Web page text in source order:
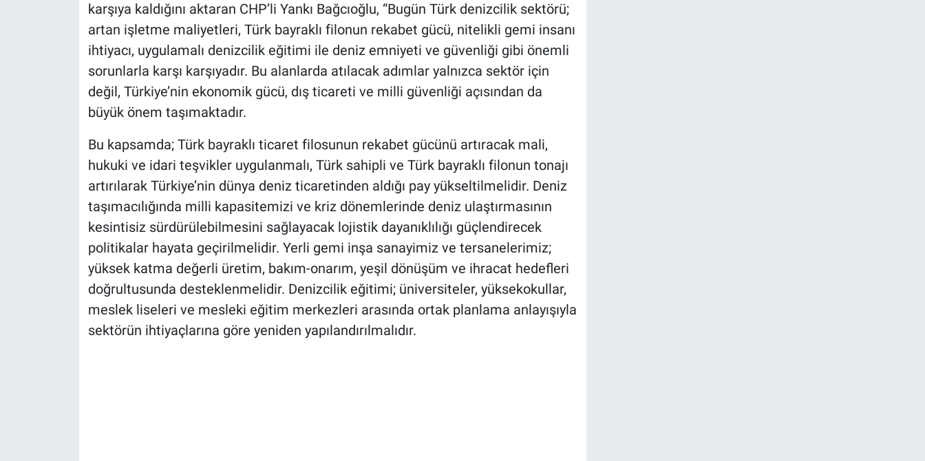
karşıya kaldığını aktaran CHP’li Yankı Bağcıoğlu, “Bugün Türk denizcilik sektörü;
artan işletme maliyetleri, Türk bayraklı filonun rekabet gücü, nitelikli gemi insanı
ihtiyacı, uygulamalı denizcilik eğitimi ile deniz emniyeti ve güvenliği gibi önemli
sorunlarla karşı karşıyadır. Bu alanlarda atılacak adımlar yalnızca sektör için
değil, Türkiye’nin ekonomik gücü, dış ticareti ve milli güvenliği açısından da
büyük önem taşımaktadır.
Bu kapsamda; Türk bayraklı ticaret filosunun rekabet gücünü artıracak mali,
hukuki ve idari teşvikler uygulanmalı, Türk sahipli ve Türk bayraklı filonun tonajı
artırılarak Türkiye’nin dünya deniz ticaretinden aldığı pay yükseltilmelidir. Deniz
taşımacılığında milli kapasitemizi ve kriz dönemlerinde deniz ulaştırmasının
kesintisiz sürdürülebilmesini sağlayacak lojistik dayanıklılığı güçlendirecek
politikalar hayata geçirilmelidir. Yerli gemi inşa sanayimiz ve tersanelerimiz;
yüksek katma değerli üretim, bakım-onarım, yeşil dönüşüm ve ihracat hedefleri
doğrultusunda desteklenmelidir. Denizcilik eğitimi; üniversiteler, yüksekokullar,
meslek liseleri ve mesleki eğitim merkezleri arasında ortak planlama anlayışıyla
sektörün ihtiyaçlarına göre yeniden yapılandırılmalıdır.